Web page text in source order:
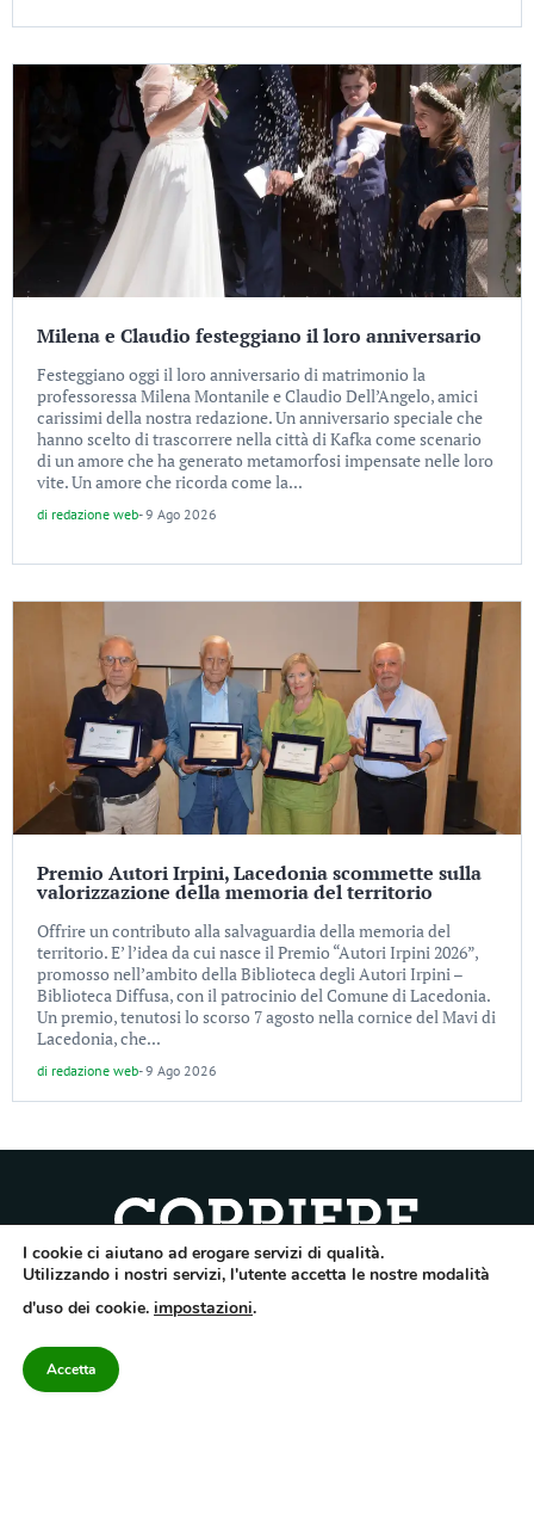
Milena e Claudio festeggiano il loro anniversario
Festeggiano oggi il loro anniversario di matrimonio la
professoressa Milena Montanile e Claudio Dell’Angelo, amici
carissimi della nostra redazione. Un anniversario speciale che
hanno scelto di trascorrere nella città di Kafka come scenario
di un amore che ha generato metamorfosi impensate nelle loro
vite. Un amore che ricorda come la...
di redazione web-9 Ago 2026
Premio Autori Irpini, Lacedonia scommette sulla
valorizzazione della memoria del territorio
Offrire un contributo alla salvaguardia della memoria del
territorio. E’ l’idea da cui nasce il Premio “Autori Irpini 2026”,
promosso nell’ambito della Biblioteca degli Autori Irpini –
Biblioteca Diffusa, con il patrocinio del Comune di Lacedonia.
Un premio, tenutosi lo scorso 7 agosto nella cornice del Mavi di
Lacedonia, che...
di redazione web-9 Ago 2026
Quotidiano dell’Irpinia, a diffusione regionale. Reg. Trib. di Avellino n.7/12 del
Direttore responsabile Gianni Festa – Corriere srl – Via Annarumma 39/A 83100
Categorie
I cookie ci aiutano ad erogare servizi di qualità.
Utilizzando i nostri servizi, l'utente accetta le nostre modalità
d'uso dei cookie. impostazioni.
Accetta